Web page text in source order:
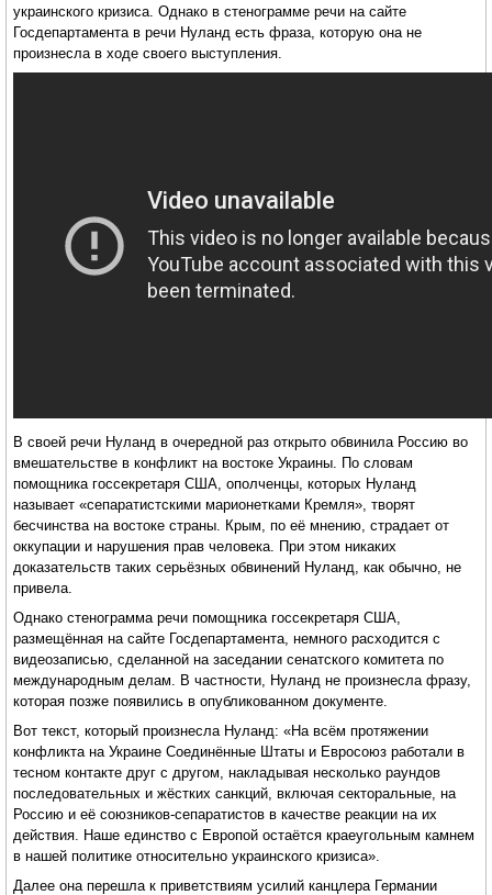
украинского кризиса. Однако в стенограмме речи на сайте
Госдепартамента в речи Нуланд есть фраза, которую она не
произнесла в ходе своего выступления.
В своей речи Нуланд в очередной раз открыто обвинила Россию во
вмешательстве в конфликт на востоке Украины. По словам
помощника госсекретаря США, ополченцы, которых Нуланд
называет «сепаратистскими марионетками Кремля», творят
бесчинства на востоке страны. Крым, по её мнению, страдает от
оккупации и нарушения прав человека. При этом никаких
доказательств таких серьёзных обвинений Нуланд, как обычно, не
привела.
Однако стенограмма речи помощника госсекретаря США,
размещённая на сайте Госдепартамента, немного расходится с
видеозаписью, сделанной на заседании сенатского комитета по
международным делам. В частности, Нуланд не произнесла фразу,
которая позже появились в опубликованном документе.
Вот текст, который произнесла Нуланд: «На всём протяжении
конфликта на Украине Соединённые Штаты и Евросоюз работали в
тесном контакте друг с другом, накладывая несколько раундов
последовательных и жёстких санкций, включая секторальные, на
Россию и её союзников-сепаратистов в качестве реакции на их
действия. Наше единство с Европой остаётся краеугольным камнем
в нашей политике относительно украинского кризиса».
Далее она перешла к приветствиям усилий канцлера Германии